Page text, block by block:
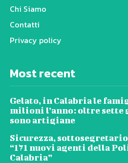
Chi Siamo
Contatti
Privacy policy
Most recent
Gelato, in Calabria le
milioni l’anno: oltre sette
sono artigiane
Sicurezza,
“171 nuovi agenti della
Calabria”